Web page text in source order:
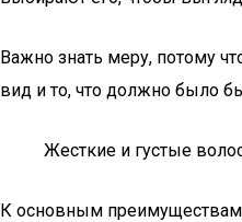
Важно знать меру, потому
вид и то, что должно было
Жесткие и густые
К основным преимуществам